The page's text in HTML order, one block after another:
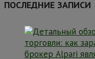
ПОСЛЕДНИЕ ЗАПИСИ